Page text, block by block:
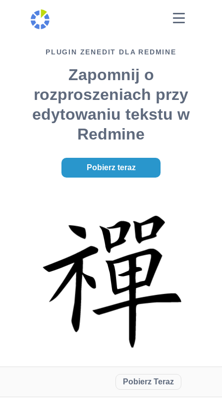
PLUGIN ZENEDIT DLA REDMINE
Zapomnij o
rozproszeniach przy
edytowaniu tekstu w
Redmine
Pobierz teraz
Pobierz Teraz